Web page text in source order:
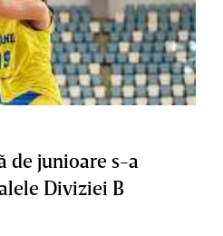
de junioare s-a
Diviziei B